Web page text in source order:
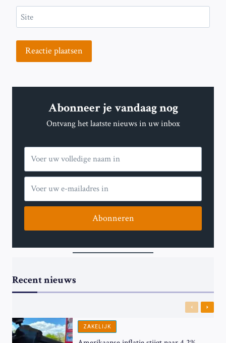
Site
Abonneer je vandaag nog
Ontvang het laatste nieuws in uw inbox
Abonneren
Recent nieuws
Previous
Next
ZAKELIJK